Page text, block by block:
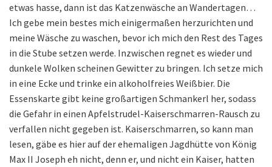
etwas hasse, dann ist das Katzenwäsche an Wandertagen…
Ich gebe mein bestes mich einigermaßen herzurichten und
meine Wäsche zu waschen, bevor ich mich den Rest des Tages
in die Stube setzen werde. Inzwischen regnet es wieder und
dunkele Wolken scheinen Gewitter zu bringen. Ich setze mich
in eine Ecke und trinke ein alkoholfreies Weißbier. Die
Essenskarte gibt keine großartigen Schmankerl her, sodass
die Gefahr in einen Apfelstrudel-Kaiserschmarren-Rausch zu
verfallen nicht gegeben ist. Kaiserschmarren, so kann man
lesen, gäbe es hier auf der ehemaligen Jagdhütte von König
Max II Joseph eh nicht, denn er, und nicht ein Kaiser, hatten